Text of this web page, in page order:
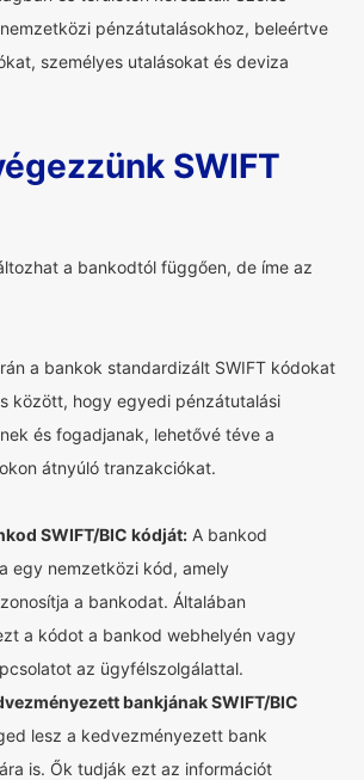
pénzátutalásokhoz, beleértve
személyes utalásokat és deviza
SWIFT
a bankodtól függően, de íme az
a bankok standardizált SWIFT kódokat
között, hogy egyedi pénzátutalási
és fogadjanak, lehetővé téve a
átnyúló tranzakciókat.
SWIFT/BIC kódját: A bankod
egy nemzetközi kód, amely
a bankodat. Általában
a kódot a bankod webhelyén vagy
az ügyfélszolgálattal.
bankjának SWIFT/BIC
lesz a kedvezményezett bank
is. Ők tudják ezt az információt